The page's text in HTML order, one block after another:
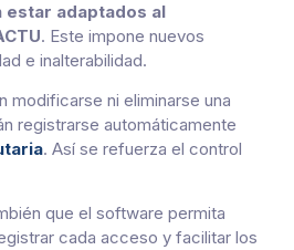
adaptados al
. Este impone nuevos
e inalterabilidad.
modificarse ni eliminarse una
registrarse automáticamente
. Así se refuerza el control
que el software permita
cada acceso y facilitar los